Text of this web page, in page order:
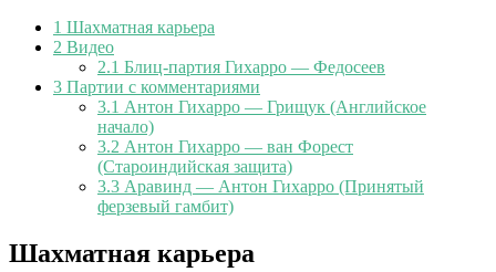
1 Шахматная карьера
2 Видео
2.1 Блиц-партия Гихарро — Федосеев
3 Партии с комментариями
3.1 Антон Гихарро — Грищук (Английское
начало)
3.2 Антон Гихарро — ван Форест
(Староиндийская защита)
3.3 Аравинд — Антон Гихарро (Принятый
ферзевый гамбит)
Шахматная карьера